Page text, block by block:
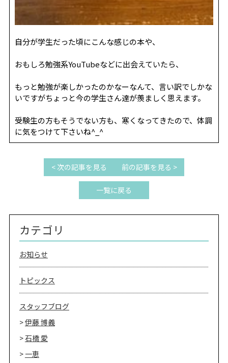
自分が学生だった頃にこんな感じの本や、
おもしろ勉強系YouTubeなどに出会えていたら、
もっと勉強が楽しかったのかなーなんて、言い訳でしかな
いですがちょっと今の学生さん達が羨ましく思えます。
受験生の方もそうでない方も、寒くなってきたので、体調
に気をつけて下さいね^_^
< 次の記事を見る
一覧に戻る
前の記事を見る >
カテゴリ
お知らせ
トピックス
スタッフブログ
伊藤 博義
石橋 愛
一恵